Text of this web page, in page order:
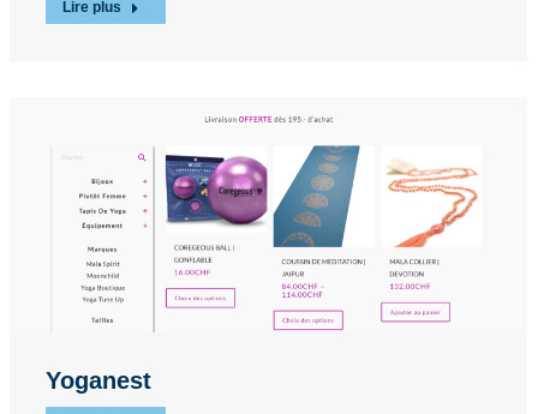
Lire plus
Yoganest